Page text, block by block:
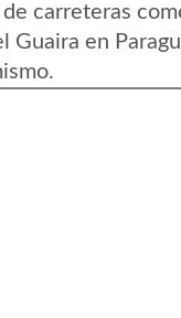
carreteras
Guaira en